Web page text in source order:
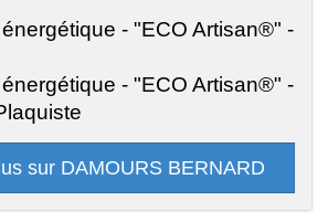
- "ECO Artisan®" -
- "ECO Artisan®" -
sur DAMOURS BERNARD